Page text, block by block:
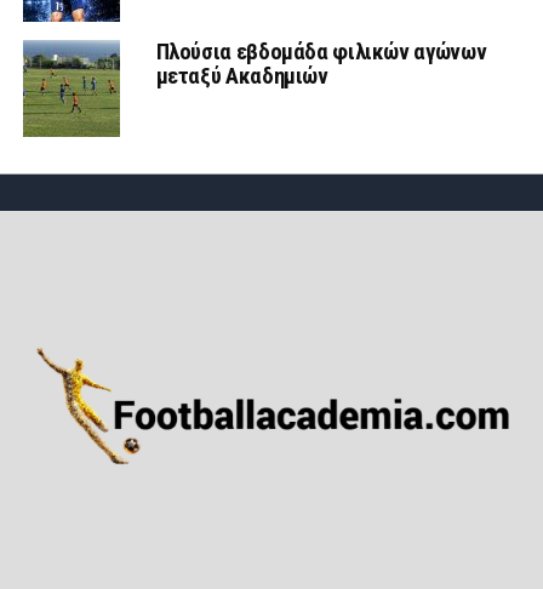
Πλούσια εβδομάδα φιλικών αγώνων
μεταξύ Ακαδημιών